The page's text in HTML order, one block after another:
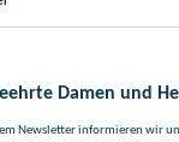
Damen und
Newsletter informieren wir